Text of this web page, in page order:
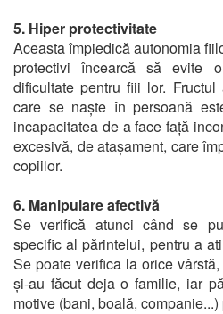
5. Hiper protectivitate
Aceasta împiedică autonomia
protectivi încearcă să evite
dificultate pentru fiii lor.
care se naște în persoană
incapacitatea de a face față
excesivă, de atașament, care
copiilor.
6. Manipulare afectivă
Se verifică atunci când se
specific al părintelui, pentru a
Se poate verifica la orice
și-au făcut deja o familie, iar
motive (bani, boală,